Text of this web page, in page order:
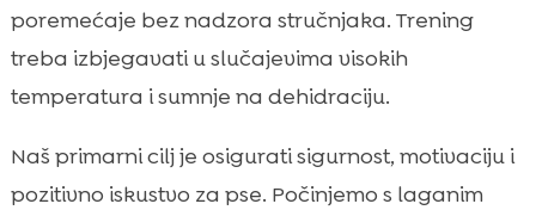
poremećaje bez nadzora stručnjaka. Trening
treba izbjegavati u slučajevima visokih
temperatura i sumnje na dehidraciju.
Naš primarni cilj je osigurati sigurnost, motivaciju i
pozitivno iskustvo za pse. Počinjemo s laganim